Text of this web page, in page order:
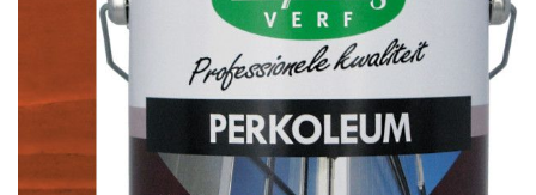
afbeeldingen-